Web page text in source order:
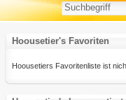
Hoousetier's Favoriten
Hoousetiers Favoritenliste ist